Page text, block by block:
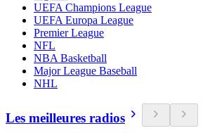
UEFA Champions League
UEFA Europa League
Premier League
NFL
NBA Basketball
Major League Baseball
NHL
Les meilleures radios